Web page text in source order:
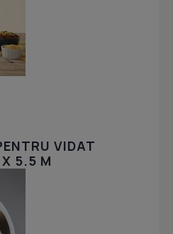
VIDAT
5.5 M